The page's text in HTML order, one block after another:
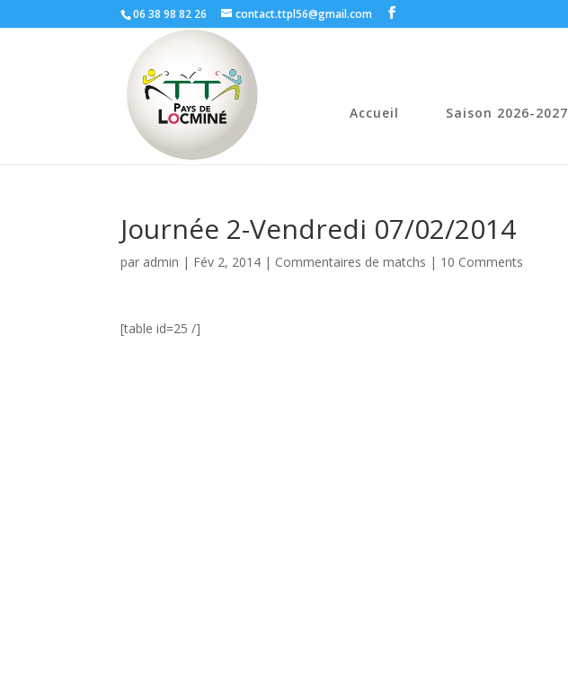
06 38 98 82 26 contact.ttpl56@gmail.com
Accueil Saison 2026-2027
Journée 2-Vendredi 07/02/2014
par admin | Fév 2, 2014 | Commentaires de matchs | 10 Comments
[table id=25 /]